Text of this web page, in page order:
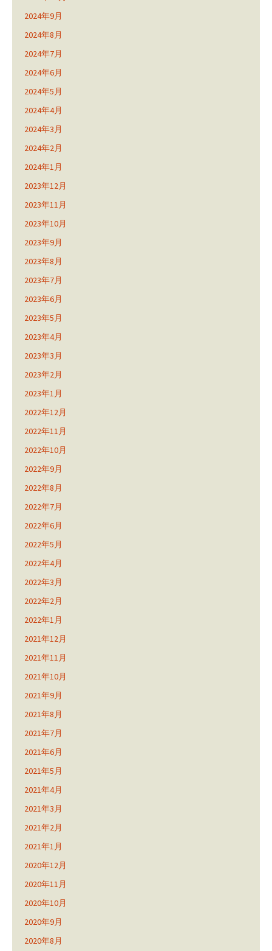
2024年9月
2024年8月
2024年7月
2024年6月
2024年5月
2024年4月
2024年3月
2024年2月
2024年1月
2023年12月
2023年11月
2023年10月
2023年9月
2023年8月
2023年7月
2023年6月
2023年5月
2023年4月
2023年3月
2023年2月
2023年1月
2022年12月
2022年11月
2022年10月
2022年9月
2022年8月
2022年7月
2022年6月
2022年5月
2022年4月
2022年3月
2022年2月
2022年1月
2021年12月
2021年11月
2021年10月
2021年9月
2021年8月
2021年7月
2021年6月
2021年5月
2021年4月
2021年3月
2021年2月
2021年1月
2020年12月
2020年11月
2020年10月
2020年9月
2020年8月